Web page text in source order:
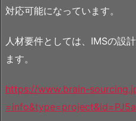
対応可能になっています。
人材要件としては、IMSの設
ます。
https://www.brain-